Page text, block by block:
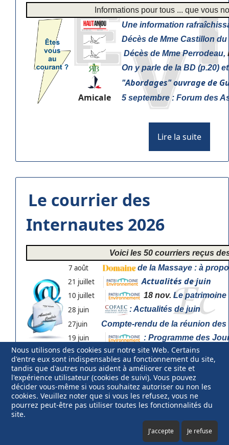
Informations pour tous ... que vous
Une information
Décès de Mme Castillon du
Décès de Mme Perrodeau,
On y parle de la BD (p.20)
"Abordages" ouvrage de
Amicale
5 septembre : Forum des
Lire la suite
Le courrier des
Internautes 2026
Voici les 50 courriers reçus
7 août de la Massaye : à
21 juillet Actualités de juin
10 juillet 18 nov. Le patrimoine
28 juin : Actualités de juin
27juin Compte-rendu de la réunion
19 juin : Programme des
Pour répondre aux
Mentions légales
Nous utilisons des cookies sur notre site Web. Certains
d'entre eux sont indispensables au fonctionnement du site,
tandis que d'autres nous aident à améliorer ce site et
l'expérience utilisateur (cookies de suivi). Vous pouvez
décider vous-même si vous souhaitez autoriser ou non les
cookies. Veuillez noter que si vous les refusez, vous ne
pourrez peut-être pas utiliser toutes les fonctionnalités du
site.
J'accepte Je refuse